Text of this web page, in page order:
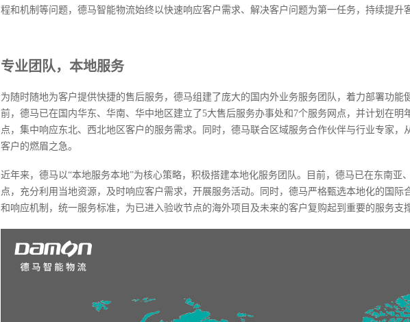
程和机制等问题，德马智能物流始终以快速响应客户需求、解决客户问题为第一任务，持续提升
专业团队，本地服务
为随时随地为客户提供快捷的售后服务，德马组建了庞大的国内外业务服务团队，着力部署功能
前，德马已在国内华东、华南、华中地区建立了5大售后服务办事处和7个服务网点，并计划在明
点，集中响应东北、西北地区客户的服务需求。同时，德马联合区域服务合作伙伴与行业专家，
客户的燃眉之急。
近年来，德马以“本地服务本地”为核心策略，积极搭建本地化服务团队。目前，德马已在东南亚
点，充分利用当地资源，及时响应客户需求，开展服务活动。同时，德马严格甄选本地化的国际
和响应机制，统一服务标准，为已进入验收节点的海外项目及未来的客户复购起到重要的服务支